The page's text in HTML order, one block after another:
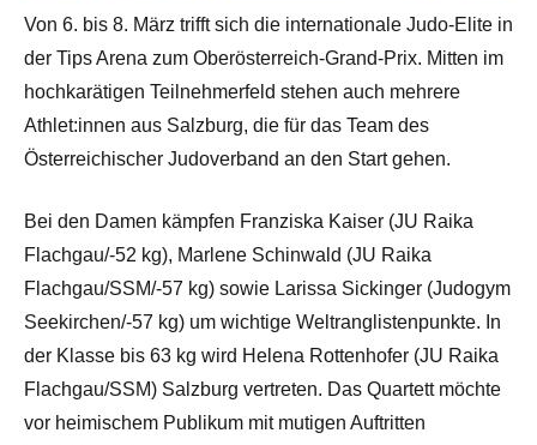
Von 6. bis 8. März trifft sich die internationale Judo-Elite in
der Tips Arena zum Oberösterreich-Grand-Prix. Mitten im
hochkarätigen Teilnehmerfeld stehen auch mehrere
Athlet:innen aus Salzburg, die für das Team des
Österreichischer Judoverband an den Start gehen.
Bei den Damen kämpfen Franziska Kaiser (JU Raika
Flachgau/-52 kg), Marlene Schinwald (JU Raika
Flachgau/SSM/-57 kg) sowie Larissa Sickinger (Judogym
Seekirchen/-57 kg) um wichtige Weltranglistenpunkte. In
der Klasse bis 63 kg wird Helena Rottenhofer (JU Raika
Flachgau/SSM) Salzburg vertreten. Das Quartett möchte
vor heimischem Publikum mit mutigen Auftritten